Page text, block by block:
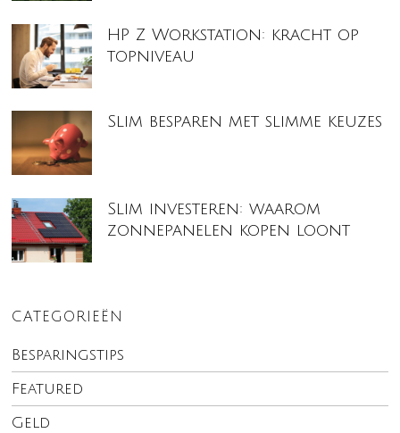
HP Z Workstation: kracht op
topniveau
Slim besparen met slimme keuzes
Slim investeren: waarom
zonnepanelen kopen loont
CATEGORIEËN
Besparingstips
Featured
Geld